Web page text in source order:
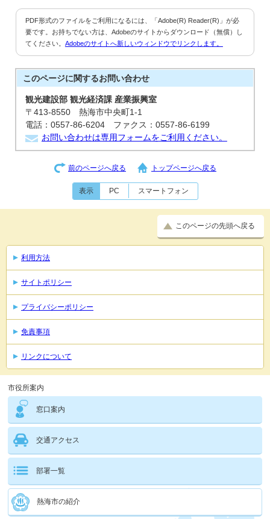
PDF形式のファイルをご利用になるには、「Adobe(R) Reader(R)」が必
要です。お持ちでない方は、Adobeのサイトからダウンロード（無償）し
てください。 Adobeのサイトへ新しいウィンドウでリンクします。
このページに関するお問い合わせ
観光建設部 観光経済課 産業振興室
〒413-8550 熱海市中央町1-1
電話：0557-86-6204 ファクス：0557-86-6199
お問い合わせは専用フォームをご利用ください。
前のページへ戻る トップページへ戻る
表示 PC スマートフォン
このページの先頭へ戻る
利用方法
サイトポリシー
プライバシーポリシー
免責事項
リンクについて
市役所案内
窓口案内
交通アクセス
部署一覧
熱海市の紹介